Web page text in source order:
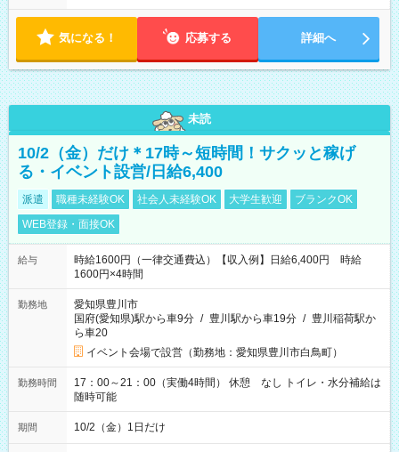
気になる！ 応募する 詳細へ
未読
10/2（金）だけ＊17時～短時間！サクッと稼げ
る・イベント設営/日給6,400
派遣 職種未経験OK 社会人未経験OK 大学生歓迎
ブランクOK
WEB登録・面接OK
給与
時給1600円（一律交通費込）【収入例】日給6,400円 時給
1600円×4時間
勤務地
愛知県豊川市
国府(愛知県)駅から車9分 / 豊川駅から車19分 / 豊川稲荷駅か
ら車20
イベント会場で設営（勤務地：愛知県豊川市白鳥町）
勤務時間
17：00～21：00（実働4時間） 休憩 なし トイレ・水分補給は
随時可能
期間 10/2（金）1日だけ